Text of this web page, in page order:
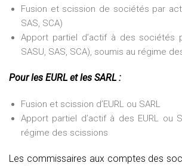
Fusion et scission de sociétés par
SAS, SCA)
Apport partiel d’actif à des sociétés
SASU, SAS, SCA), soumis au régime
Pour les EURL et les SARL :
Fusion et scission d’EURL ou SARL
Apport partiel d’actif à des EURL ou
régime des scissions
Les commissaires aux comptes des